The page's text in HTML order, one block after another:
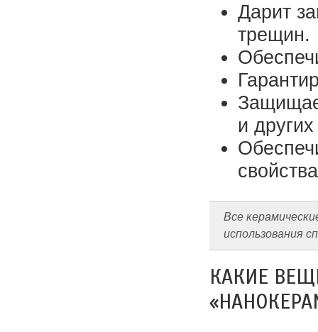
Дарит
трещин.
и
Все
использования
КАКИЕ